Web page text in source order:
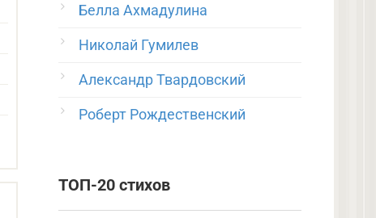
Белла Ахмадулина
Николай Гумилев
Александр Твардовский
Роберт Рождественский
ТОП-20 стихов